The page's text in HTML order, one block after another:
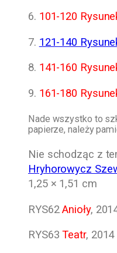
6. 101-120
7. 121-140
8. 141-160
9. 161-180
Nade wszystko to
papierze, należy
Nie schodząc z
Hryhorowycz
1,25 × 1,51 cm
RYS62Anioły,
RYS63Teatr,